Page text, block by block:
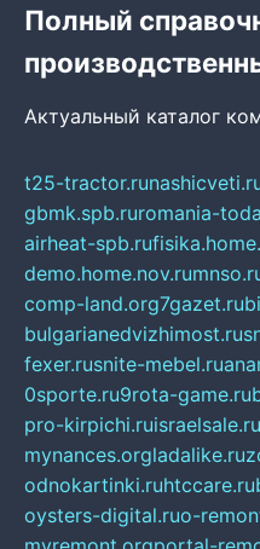
Полный
Актуальный каталог
t25-tractor.ru
gbmk.spb.ruromania-
airheat-spb.ru
demo.home.nov.ru
comp-land.org7gazet.ru
bulgarianedvizhimost.ru
fexer.rusnite-mebel.ru
0sporte.ru9rota-game.ru
pro-kirpichi.ruisraelsale.ru
mynances.orgladalike.ru
odnokartinki.ruhtccare.ru
oysters-digital.ruo-